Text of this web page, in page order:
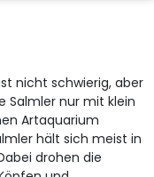
nicht schwierig, aber
Salmler nur mit klein
Artaquarium
hält sich meist in
drohen die